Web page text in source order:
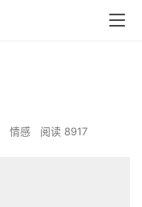
情感 阅读 8917